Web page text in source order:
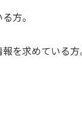
方。
を求めている